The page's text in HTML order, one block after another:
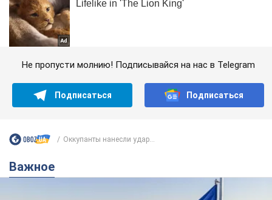
Не пропусти молнию! Подписывайся на нас в Telegram
Подписаться Подписаться
Оккупанты нанесли удар...
Важное